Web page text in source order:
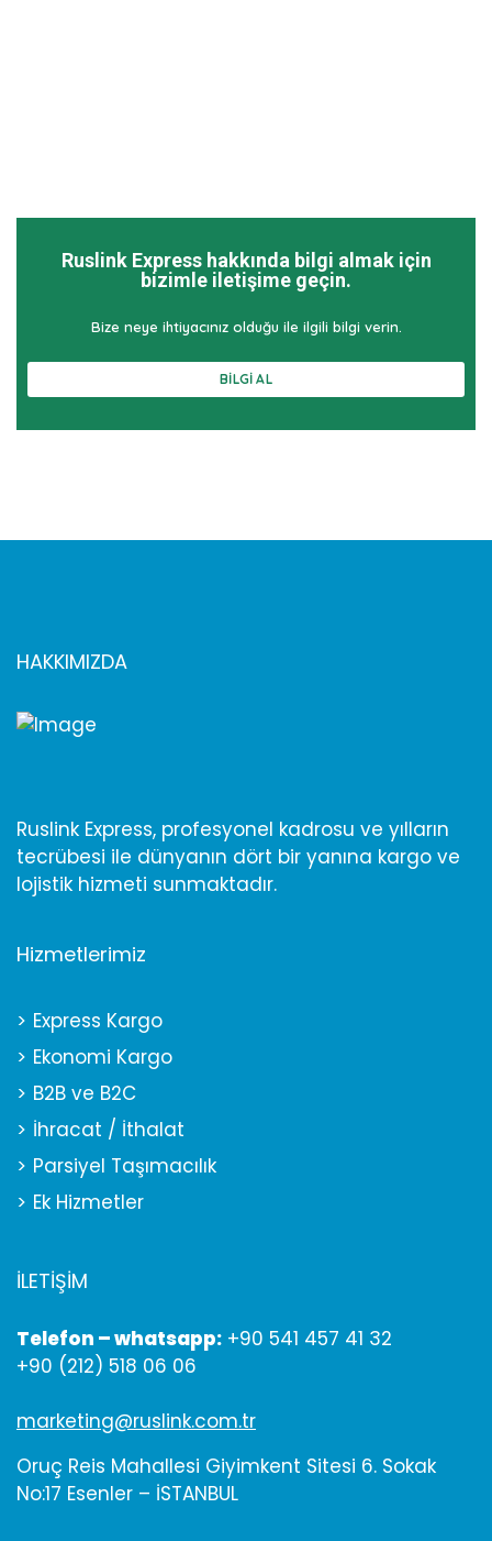
Ruslink Express hakkında bilgi almak için
bizimle iletişime geçin.
Bize neye ihtiyacınız olduğu ile ilgili bilgi verin.
BILGI AL
HAKKIMIZDA
Ruslink Express, profesyonel kadrosu ve yılların
tecrübesi ile dünyanın dört bir yanına kargo ve
lojistik hizmeti sunmaktadır.
Hizmetlerimiz
Express Kargo
Ekonomi Kargo
B2B ve B2C
İhracat / İthalat
Parsiyel Taşımacılık
Ek Hizmetler
İLETİŞİM
Telefon – whatsapp: +90 541 457 41 32
+90 (212) 518 06 06
marketing@ruslink.com.tr
Oruç Reis Mahallesi Giyimkent Sitesi 6. Sokak
No:17 Esenler – İSTANBUL